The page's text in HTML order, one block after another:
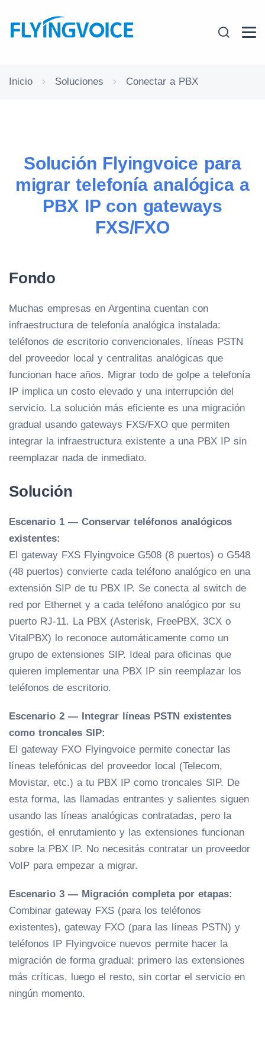
Inicio Soluciones Conectar a PBX
Solución Flyingvoice para
migrar telefonía analógica a
PBX IP con gateways
FXS/FXO
Fondo
Muchas empresas en Argentina cuentan con
infraestructura de telefonía analógica instalada:
teléfonos de escritorio convencionales, líneas PSTN
del proveedor local y centralitas analógicas que
funcionan hace años. Migrar todo de golpe a telefonía
IP implica un costo elevado y una interrupción del
servicio. La solución más eficiente es una migración
gradual usando gateways FXS/FXO que permiten
integrar la infraestructura existente a una PBX IP sin
reemplazar nada de inmediato.
Solución
Escenario 1 — Conservar teléfonos analógicos
existentes:
El gateway FXS Flyingvoice G508 (8 puertos) o G548
(48 puertos) convierte cada teléfono analógico en una
extensión SIP de tu PBX IP. Se conecta al switch de
red por Ethernet y a cada teléfono analógico por su
puerto RJ-11. La PBX (Asterisk, FreePBX, 3CX o
VitalPBX) lo reconoce automáticamente como un
grupo de extensiones SIP. Ideal para oficinas que
quieren implementar una PBX IP sin reemplazar los
teléfonos de escritorio.
Escenario 2 — Integrar líneas PSTN existentes
como troncales SIP:
El gateway FXO Flyingvoice permite conectar las
líneas telefónicas del proveedor local (Telecom,
Movistar, etc.) a tu PBX IP como troncales SIP. De
esta forma, las llamadas entrantes y salientes siguen
usando las líneas analógicas contratadas, pero la
gestión, el enrutamiento y las extensiones funcionan
sobre la PBX IP. No necesitás contratar un proveedor
VoIP para empezar a migrar.
Escenario 3 — Migración completa por etapas:
Combinar gateway FXS (para los teléfonos
existentes), gateway FXO (para las líneas PSTN) y
teléfonos IP Flyingvoice nuevos permite hacer la
migración de forma gradual: primero las extensiones
más críticas, luego el resto, sin cortar el servicio en
ningún momento.